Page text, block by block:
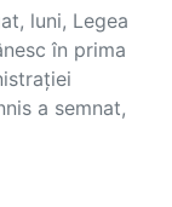
luni, Legea
în prima
a semnat,